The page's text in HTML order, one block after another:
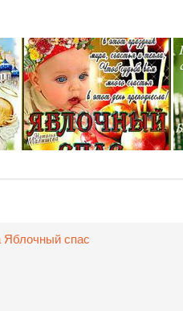
Яблочный спас